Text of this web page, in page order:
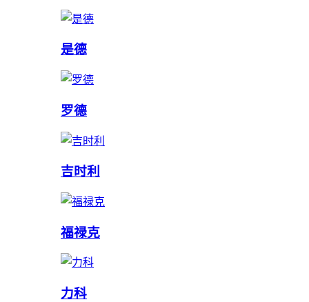
是德
罗德
吉时利
福禄克
力科